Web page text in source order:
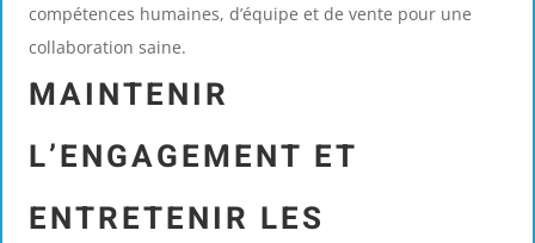
compétences humaines, d’équipe et de vente pour une
collaboration saine.
MAINTENIR
L’ENGAGEMENT ET
ENTRETENIR LES